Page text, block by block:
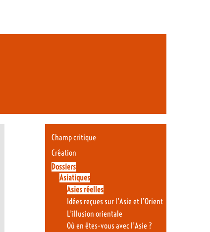
Champ critique
Création
Dossiers
Asiatiques
Asies réelles
Idées reçues sur l’Asie et l’Orient
L’illusion orientale
Où en êtes-vous avec l’Asie ?